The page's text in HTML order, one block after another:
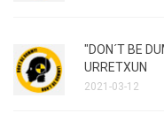
"DON´T BE
URRETXUN
2021-03-12